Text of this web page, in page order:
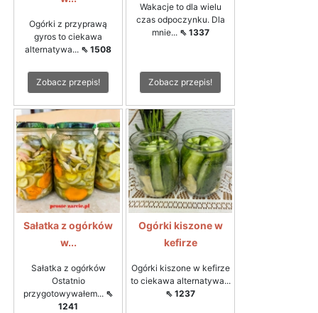
Ogórki z przyprawą
gyros to ciekawa
alternatywa... ⇖ 1508
Zobacz przepis!
Wakacje to dla wielu
czas odpoczynku. Dla
mnie... ⇖ 1337
Zobacz przepis!
Sałatka z ogórków
w...
Sałatka z ogórków
Ostatnio
przygotowywałem... ⇖
1241
Ogórki kiszone w
kefirze
Ogórki kiszone w kefirze
to ciekawa alternatywa...
⇖ 1237